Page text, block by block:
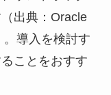
出典：Oracle
導入を検討す
ことをおすす